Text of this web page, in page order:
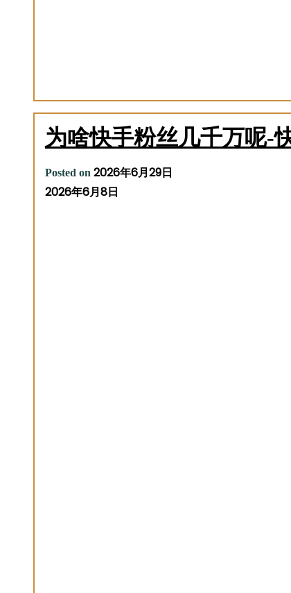
为啥快手粉丝几千万呢-
Posted on 2026年6月29日
2026年6月8日